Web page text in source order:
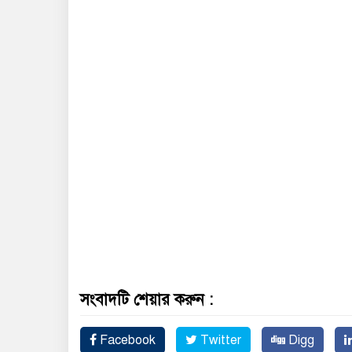
সংবাদটি শেয়ার করুন :
Facebook Twitter Digg